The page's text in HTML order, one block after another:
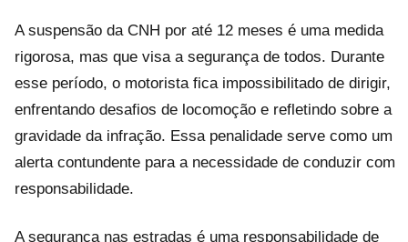
A suspensão da CNH por até 12 meses é uma medida
rigorosa, mas que visa a segurança de todos. Durante
esse período, o motorista fica impossibilitado de dirigir,
enfrentando desafios de locomoção e refletindo sobre a
gravidade da infração. Essa penalidade serve como um
alerta contundente para a necessidade de conduzir com
responsabilidade.
A segurança nas estradas é uma responsabilidade de